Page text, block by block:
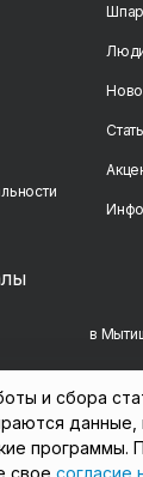
в
в
в
и сбора
данные,
программы.
свое согласие